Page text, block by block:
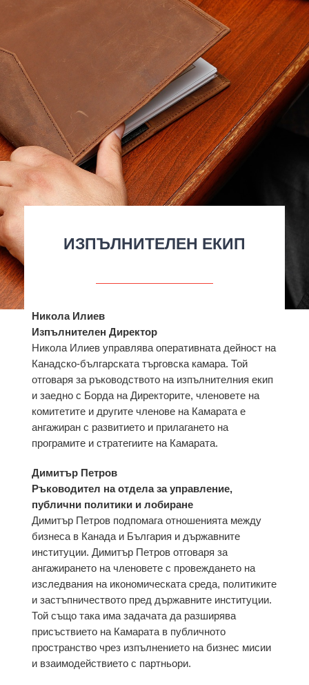
ИЗПЪЛНИТЕЛЕН ЕКИП
Никола Илиев
Изпълнителен Директор
Никола Илиев управлява оперативната дейност на
Канадско-българската търговска камара. Той
отговаря за ръководството на изпълнителния екип
и заедно с Борда на Директорите, членовете на
комитетите и другите членове на Камарата е
ангажиран с развитието и прилагането на
програмите и стратегиите на Камарата.
Димитър Петров
Ръководител на отдела за управление,
публични политики и лобиране
Димитър Петров подпомага отношенията между
бизнеса в Канада и България и държавните
институции. Димитър Петров отговаря за
ангажирането на членовете с провеждането на
изследвания на икономическата среда, политиките
и застъпничеството пред държавните институции.
Той също така има задачата да разширява
присъствието на Камарата в публичното
пространство чрез изпълнението на бизнес мисии
и взаимодействието с партньори.